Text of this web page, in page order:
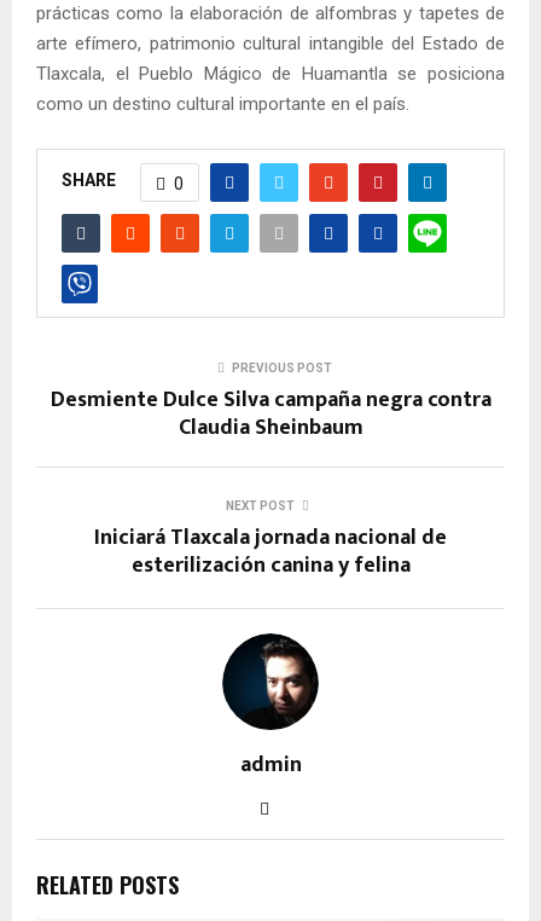
prácticas como la elaboración de alfombras y tapetes de
arte efímero, patrimonio cultural intangible del Estado de
Tlaxcala, el Pueblo Mágico de Huamantla se posiciona
como un destino cultural importante en el país.
SHARE 0
PREVIOUS POST
Desmiente Dulce Silva campaña negra contra
Claudia Sheinbaum
NEXT POST
Iniciará Tlaxcala jornada nacional de
esterilización canina y felina
admin
RELATED POSTS